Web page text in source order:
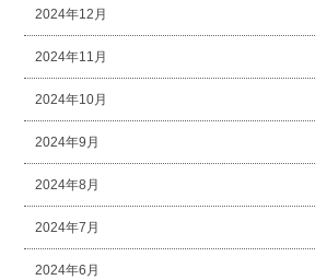
2024年12月
2024年11月
2024年10月
2024年9月
2024年8月
2024年7月
2024年6月